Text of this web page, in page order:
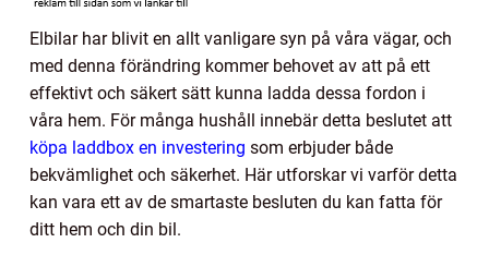
Elbilar har blivit en allt vanligare syn på våra vägar, och
med denna förändring kommer behovet av att på ett
effektivt och säkert sätt kunna ladda dessa fordon i
våra hem. För många hushåll innebär detta beslutet att
köpa laddbox en investering som erbjuder både
bekvämlighet och säkerhet. Här utforskar vi varför detta
kan vara ett av de smartaste besluten du kan fatta för
ditt hem och din bil.